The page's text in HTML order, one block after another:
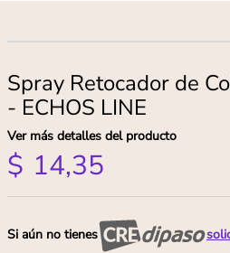
Spray Retocador de
- ECHOS LINE
Ver más detalles del producto
$ 14,35
Si aún no tienes